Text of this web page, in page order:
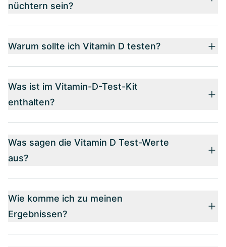
nüchtern sein?
Warum sollte ich Vitamin D testen?
Was ist im Vitamin-D-Test-Kit
enthalten?
Was sagen die Vitamin D Test-Werte
aus?
Wie komme ich zu meinen
Ergebnissen?